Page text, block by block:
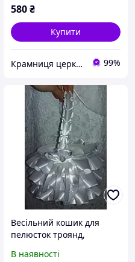
580₴
Купити
Крамниця церковних виробів «Грааль» 99%
Весільний кошик для
пелюсток троянд,
В наявності